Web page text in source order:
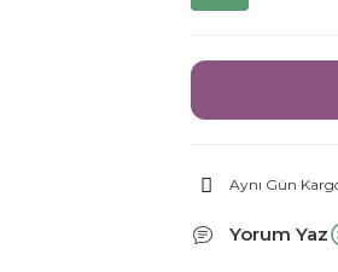
Aynı Gün
Yorum Yaz